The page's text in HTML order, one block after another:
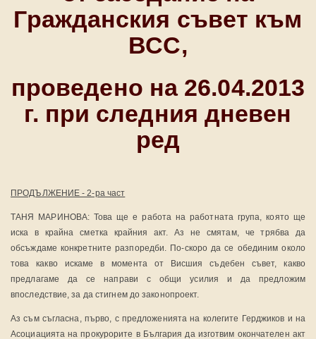
Гражданския съвет към
ВСС,
проведено на 26.04.2013
г. при следния дневен
ред
ПРОДЪЛЖЕНИЕ - 2-ра част
ТАНЯ МАРИНОВА: Това ще е работа на работната група, която ще
иска в крайна сметка крайния акт. Аз не смятам, че трябва да
обсъждаме конкретните разпоредби. По-скоро да се обединим около
това какво искаме в момента от Висшия съдебен съвет, какво
предлагаме да се направи с общи усилия и да предложим
впоследствие, за да стигнем до законопроект.
Аз съм съгласна, първо, с предложенията на колегите Герджиков и на
Асоциацията на прокурорите в България да изготвим окончателен акт